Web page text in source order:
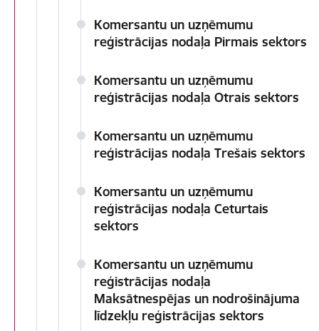
Komersantu un uzņēmumu
reģistrācijas nodaļa Pirmais sektors
Komersantu un uzņēmumu
reģistrācijas nodaļa Otrais sektors
Komersantu un uzņēmumu
reģistrācijas nodaļa Trešais sektors
Komersantu un uzņēmumu
reģistrācijas nodaļa Ceturtais
sektors
Komersantu un uzņēmumu
reģistrācijas nodaļa
Maksātnespējas un nodrošinājuma
līdzekļu reģistrācijas sektors